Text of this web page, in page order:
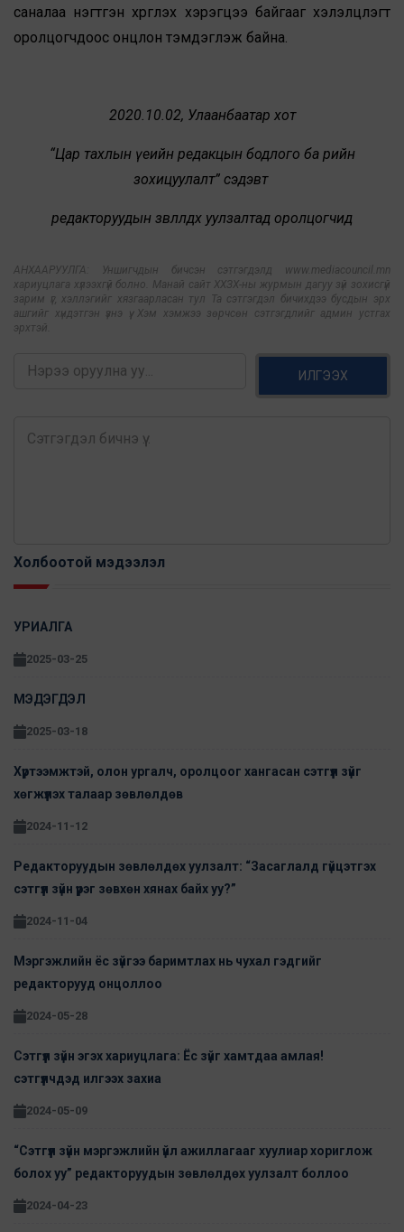
саналаа нэгтгэн хүргүүлэх хэрэгцээ байгааг хэлэлцүүлэгт
оролцогчдоос онцлон тэмдэглэж байна.
2020.10.02, Улаанбаатар хот
“Цар тахлын үеийн редакцын бодлого ба өөрийн
зохицуулалт” сэдэвт
редакторуудын зөвлөлдөх уулзалтад оролцогчид
АНХААРУУЛГА: Уншигчдын бичсэн сэтгэгдэлд www.mediacouncil.mn
хариуцлага хүлээхгүй болно. Манай сайт ХХЗХ-ны журмын дагуу зүй зохисгүй
зарим үг, хэллэгийг хязгаарласан тул Та сэтгэгдэл бичихдээ бусдын эрх
ашгийг хүндэтгэн үзнэ үү. Хэм хэмжээ зөрчсөн сэтгэгдлийг админ устгах
эрхтэй.
ИЛГЭЭХ
Холбоотой мэдээлэл
УРИАЛГА
2025-03-25
МЭДЭГДЭЛ
2025-03-18
Хүртээмжтэй, олон ургалч, оролцоог хангасан сэтгүүл зүйг
хөгжүүлэх талаар зөвлөлдөв
2024-11-12
Редакторуудын зөвлөлдөх уулзалт: “Засаглалд гүйцэтгэх
сэтгүүл зүйн үүрэг зөвхөн хянах байх уу?”
2024-11-04
Мэргэжлийн ёс зүйгээ баримтлах нь чухал гэдгийг
редакторууд онцоллоо
2024-05-28
Сэтгүүл зүйн эгэх хариуцлага: Ёс зүйг хамтдаа амлая!
сэтгүүлчдэд илгээх захиа
2024-05-09
“Сэтгүүл зүйн мэргэжлийн үйл ажиллагааг хуулиар хориглож
болох уу” редакторуудын зөвлөлдөх уулзалт боллоо
2024-04-23